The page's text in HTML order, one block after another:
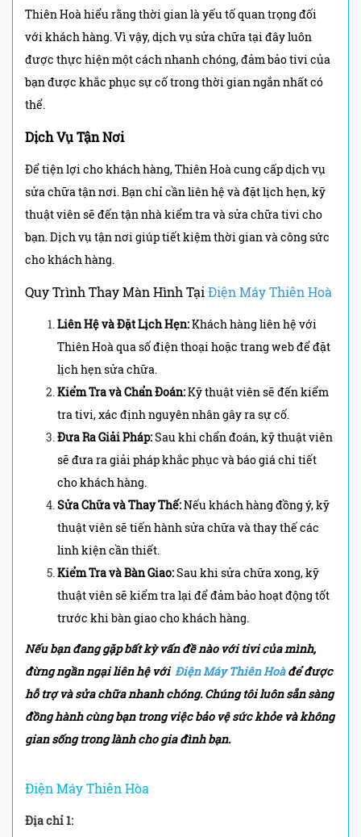
Thiên Hoà hiểu rằng thời gian là yếu tố quan trọng đối
với khách hàng. Vì vậy, dịch vụ sửa chữa tại đây luôn
được thực hiện một cách nhanh chóng, đảm bảo tivi của
bạn được khắc phục sự cố trong thời gian ngắn nhất có
thể.
Dịch Vụ Tận Nơi
Để tiện lợi cho khách hàng, Thiên Hoà cung cấp dịch vụ
sửa chữa tận nơi. Bạn chỉ cần liên hệ và đặt lịch hẹn, kỹ
thuật viên sẽ đến tận nhà kiểm tra và sửa chữa tivi cho
bạn. Dịch vụ tận nơi giúp tiết kiệm thời gian và công sức
cho khách hàng.
Quy Trình Thay Màn Hình TạiĐiện Máy Thiên Hoà
Liên Hệ và Đặt Lịch Hẹn:Khách hàng liên hệ với
Thiên Hoà qua số điện thoại hoặc trang web để đặt
lịch hẹn sửa chữa.
Kiểm Tra và Chẩn Đoán:Kỹ thuật viên sẽ đến kiểm
tra tivi, xác định nguyên nhân gây ra sự cố.
Đưa Ra Giải Pháp:Sau khi chẩn đoán, kỹ thuật viên
sẽ đưa ra giải pháp khắc phục và báo giá chi tiết
cho khách hàng.
Sửa Chữa và Thay Thế:Nếu khách hàng đồng ý, kỹ
thuật viên sẽ tiến hành sửa chữa và thay thế các
linh kiện cần thiết.
Kiểm Tra và Bàn Giao:Sau khi sửa chữa xong, kỹ
thuật viên sẽ kiểm tra lại để đảm bảo hoạt động tốt
trước khi bàn giao cho khách hàng.
Nếu bạn đang gặp bất kỳ vấn đề nào với tivi của mình,
đừng ngần ngại liên hệ với Điện Máy Thiên Hoàđể được
hỗ trợ và sửa chữa nhanh chóng. Chúng tôi luôn sẵn sàng
đồng hành cùng bạn trong việc bảo vệ sức khỏe và không
gian sống trong lành cho gia đình bạn.
Điện Máy Thiên Hòa
Địa chỉ 1: